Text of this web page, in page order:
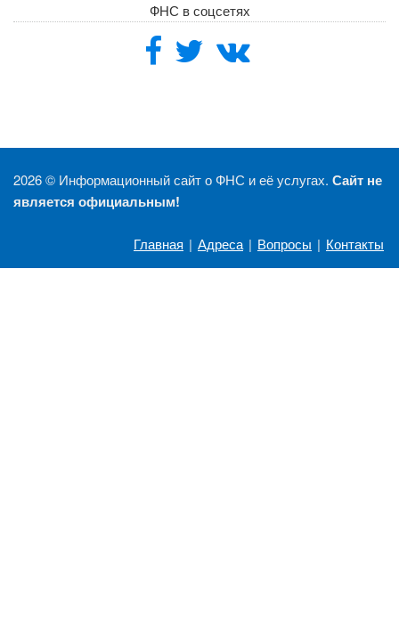
ФНС в соцсетях
2026 © Информационный сайт о ФНС и её услугах. Сайт не
является официальным!
Главная | Адреса | Вопросы | Контакты